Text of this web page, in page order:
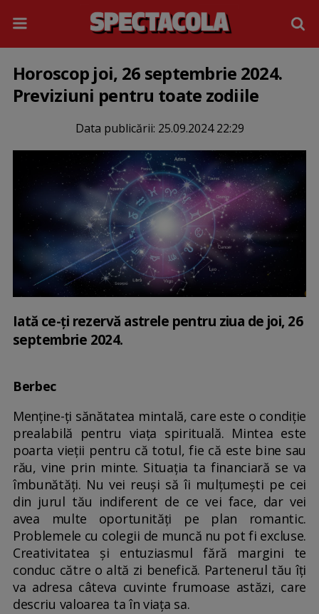
Horoscop joi, 26 septembrie 2024.
Previziuni pentru toate zodiile
Data publicării: 25.09.2024 22:29
Iată ce-ți rezervă astrele pentru ziua de joi, 26
septembrie 2024.
Berbec
Menține-ți sănătatea mintală, care este o condiție
prealabilă pentru viața spirituală. Mintea este
poarta vieții pentru că totul, fie că este bine sau
rău, vine prin minte. Situația ta financiară se va
îmbunătăți. Nu vei reuși să îi mulțumești pe cei
din jurul tău indiferent de ce vei face, dar vei
avea multe oportunități pe plan romantic.
Problemele cu colegii de muncă nu pot fi excluse.
Creativitatea și entuziasmul fără margini te
conduc către o altă zi benefică. Partenerul tău îți
va adresa câteva cuvinte frumoase astăzi, care
descriu valoarea ta în viața sa.